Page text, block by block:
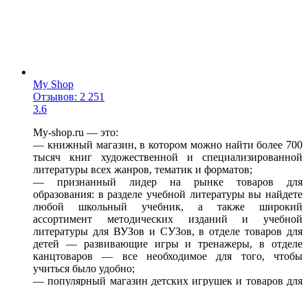
My Shop
Отзывов: 2 251
3.6
My-shop.ru — это:
— книжный магазин, в котором можно найти более 700
тысяч книг художественной и специализированной
литературы всех жанров, тематик и форматов;
— признанный лидер на рынке товаров для
образования: в разделе учебной литературы вы найдете
любой школьный учебник, а также широкий
ассортимент методических изданий и учебной
литературы для ВУЗов и СУЗов, в отделе товаров для
детей — развивающие игры и тренажеры, в отделе
канцтоваров — все необходимое для того, чтобы
учиться было удобно;
— популярный магазин детских игрушек и товаров для